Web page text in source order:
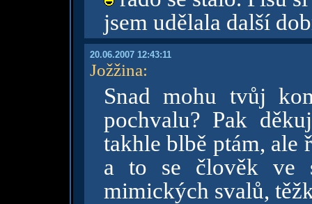
jsem udělala další
20.06.2007 12:43:11
Jožžina:
Snad mohu tvůj
pochvalu? Pak
takhle blbě ptám, ale
a to se člověk ve
mimických svalů,